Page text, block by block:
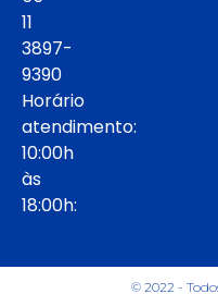
11
3897-
9390
Horário
atendimento:
10:00h
às
18:00h:
© 2022 -